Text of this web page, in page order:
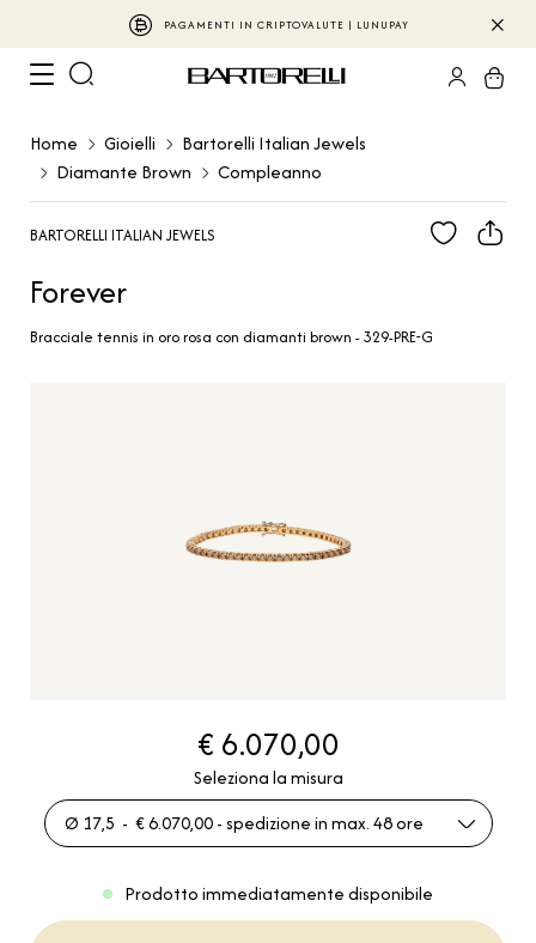
PAGAMENTI IN CRIPTOVALUTE | LUNUPAY
Home Gioielli
Bartorelli Italian Jewels
Diamante Brown
Compleanno
BARTORELLI ITALIAN JEWELS
Forever
Bracciale tennis in oro rosa con diamanti brown - 329-PRE-G
€ 6.070,00
Seleziona la misura
Ø 17,5 - € 6.070,00 - spedizione in max. 48 ore
Prodotto immediatamente disponibile